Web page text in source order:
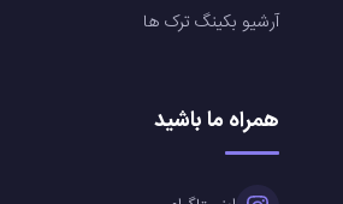
آرشیو بکینگ ترک ها
همراه ما باشید